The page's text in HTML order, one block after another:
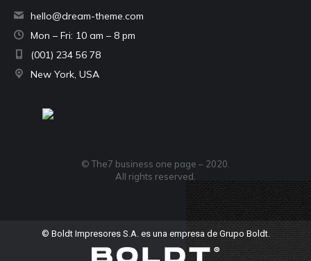
hello@dream-theme.com
Mon – Fri: 10 am – 8 pm
(001) 234 56 78
New York, USA
© The7 business one page – 2020.
All rights reserved.
© Boldt Impresores S.A. es una empresa de Grupo Boldt.